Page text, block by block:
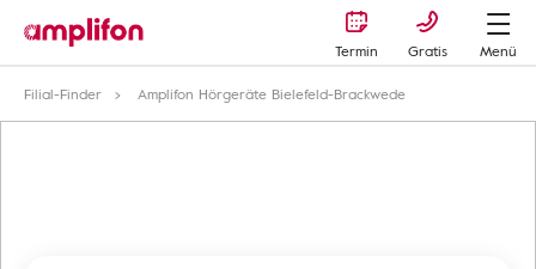
Termin Gratis
Menü
Filial-Finder
Amplifon Hörgeräte Bielefeld-Brackwede